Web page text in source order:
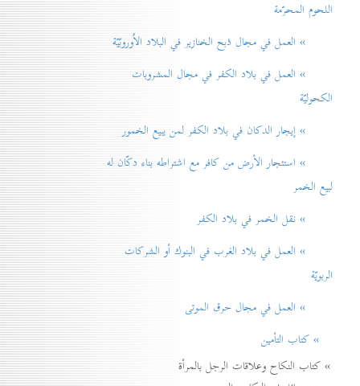
اللحوم المحرّمة
» العمل في مجال ذبح الخنازير في البلاد الاُوروبّيّة
» العمل في بلاد الكفر في مجال المشروبات
الكحوليّة
» إيجار الدكان في بلاد الكفر لمن يبيع الخمور
» استئجار الأرض من كافر مع اشتراطه بناء دكّان له
لبيع الخمر
» نقل الخمر في بلاد الكفر
» العمل في بلاد الغرب في البنوك أو الشركات
الربويّة
» العمل في مجال حرق الموتی
» كتاب التأمين
» كتاب النكاح وعلاقات الرجل بالمرأة